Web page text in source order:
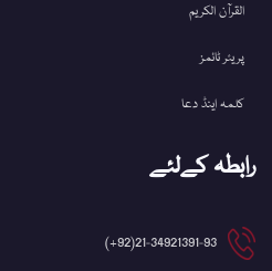
القرآن الکریم
پریئر ٹائمز
کلمہ اینڈ دعا
رابطہ کےلئے
21-34921391-93(92+)